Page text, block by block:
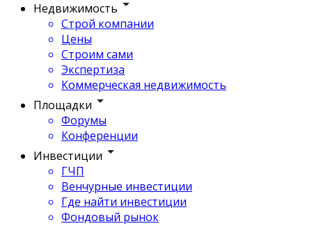
Недвижимость
Строй компании
Цены
Строим сами
Экспертиза
Коммерческая недвижимость
Площадки
Форумы
Конференции
Инвестиции
ГЧП
Венчурные инвестиции
Где найти инвестиции
Фондовый рынок